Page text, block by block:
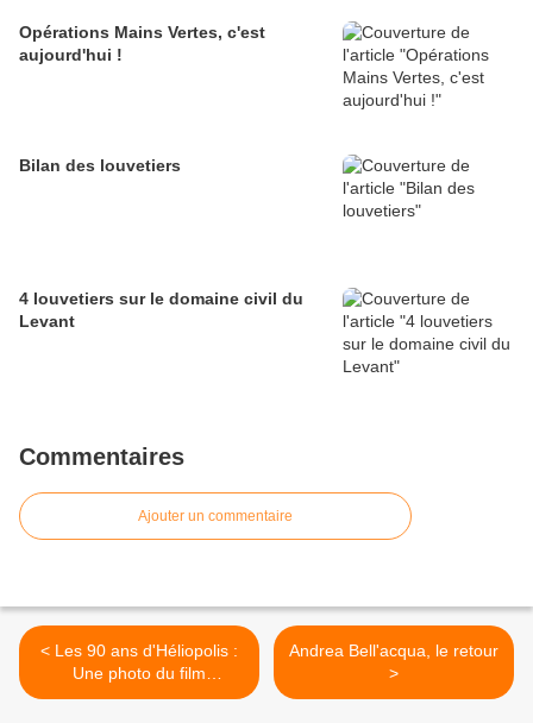
Opérations Mains Vertes, c'est
aujourd'hui !
Bilan des louvetiers
4 louvetiers sur le domaine civil du
Levant
Commentaires
Ajouter un commentaire
< Les 90 ans d'Héliopolis :
Une photo du film
"Naissance d'Héliopolis"
Andrea Bell'acqua, le retour
>